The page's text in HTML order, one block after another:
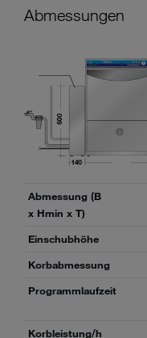
Abmessungen
Abmessung (B
x Hmin x T)
Einschubhöhe
Korbabmessung
Programmlaufzeit
Korbleistung/h